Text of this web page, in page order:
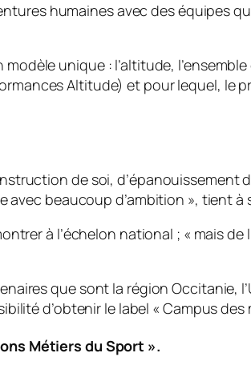
humaines avec des équipes
unique : l’altitude,
Altitude) et pour lequel, le
de soi, d’épanouissement
beaucoup d’ambition », tient à
à l’échelon national ; « mais de
que sont la région Occitanie,
d’obtenir le label « Campus des
Métiers du Sport ».